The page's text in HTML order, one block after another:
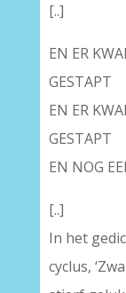
[..]
EN ER
GESTAPT
EN ER
GESTAPT
EN NOG
[..]
In het
cyclus,